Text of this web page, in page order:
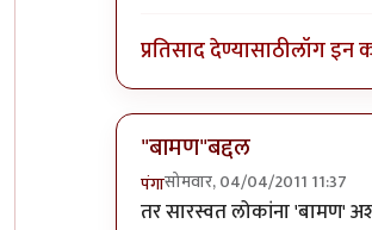
प्रतिसाद देण्यासाठीलॉग इन
"बामण"बद्दल
पंगासोमवार, 04/04/2011 11:37
In reply toगोव्यातील ब्राह्मण
तर सारस्वत लोकांना 'बामण'